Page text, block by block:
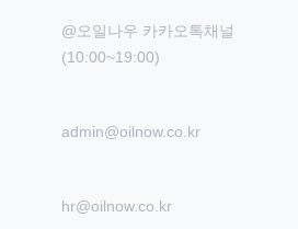
@오일나우 카카오톡채널
(10:00~19:00)
admin@oilnow.co.kr
hr@oilnow.co.kr